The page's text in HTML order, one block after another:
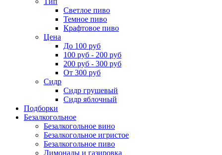
Светлое пиво
Темное пиво
Крафтовое пиво
Цена
До 100 руб
100 руб - 200 руб
200 руб - 300 руб
От 300 руб
Сидр
Сидр грушевый
Сидр яблочный
Подборки
Безалкогольное
Безалкогольное вино
Безалкогольное игристое
Безалкогольное пиво
Лимонады и газировка